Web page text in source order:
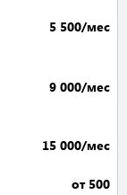
5 500/мес
9 000/мес
15 000/мес
от 500